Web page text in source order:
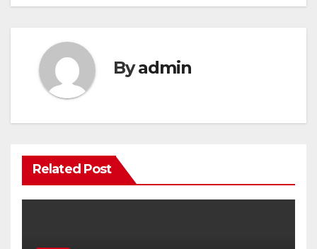
Byadmin
Related Post